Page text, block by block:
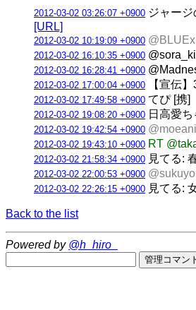
2012-03-02 03:26:07 +0900 ジャー
[URL]
2012-03-02 10:19:09 +0900
2012-03-02 16:10:35 +0900
2012-03-02 16:28:41 +0900
2012-03-02 17:00:04 +0900 【宣伝
2012-03-02 17:49:58 +0900 てぴ [携]
2012-03-02 19:08:20 +0900 日高愛
2012-03-02 19:42:54 +0900
2012-03-02 19:43:10 +0900 RT
2012-03-02 21:58:34 +0900 見てる:
2012-03-02 22:00:53 +0900
2012-03-02 22:26:15 +0900 見てる:
Back to the list
Powered by @h_hiro_